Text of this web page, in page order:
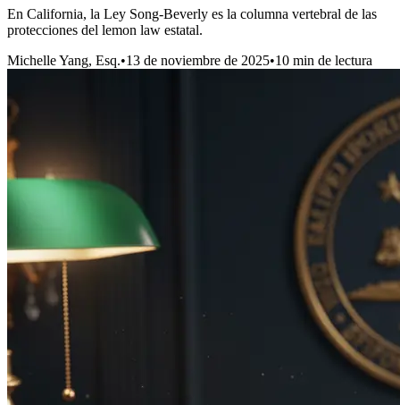
En California, la Ley Song-Beverly es la columna vertebral de las
protecciones del lemon law estatal.
Michelle Yang, Esq.•13 de noviembre de 2025•10 min de lectura